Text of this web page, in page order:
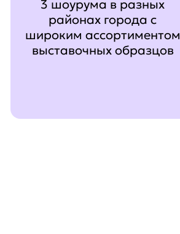
3 шоурума в разных
районах города с
широким ассортиментом
выставочных образцов